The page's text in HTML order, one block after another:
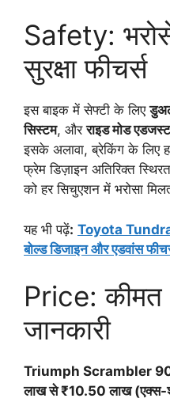
Safety:
सुरक्षा फीचर्स
इस बाइक में सेफ्टी के लिए
सिस्टम, औरराइड मोड
इसके अलावा, ब्रेकिंग के
फ्रेम डिज़ाइन अतिरिक्त
को हर सिचुएशन में भरोसा
यह भी पढ़ें: Toyota Tundra
बोल्ड डिजाइन और एडवांस
Price: कीमत
जानकारी
Triumph Scrambler
लाख से ₹10.50 लाख (एक्स-